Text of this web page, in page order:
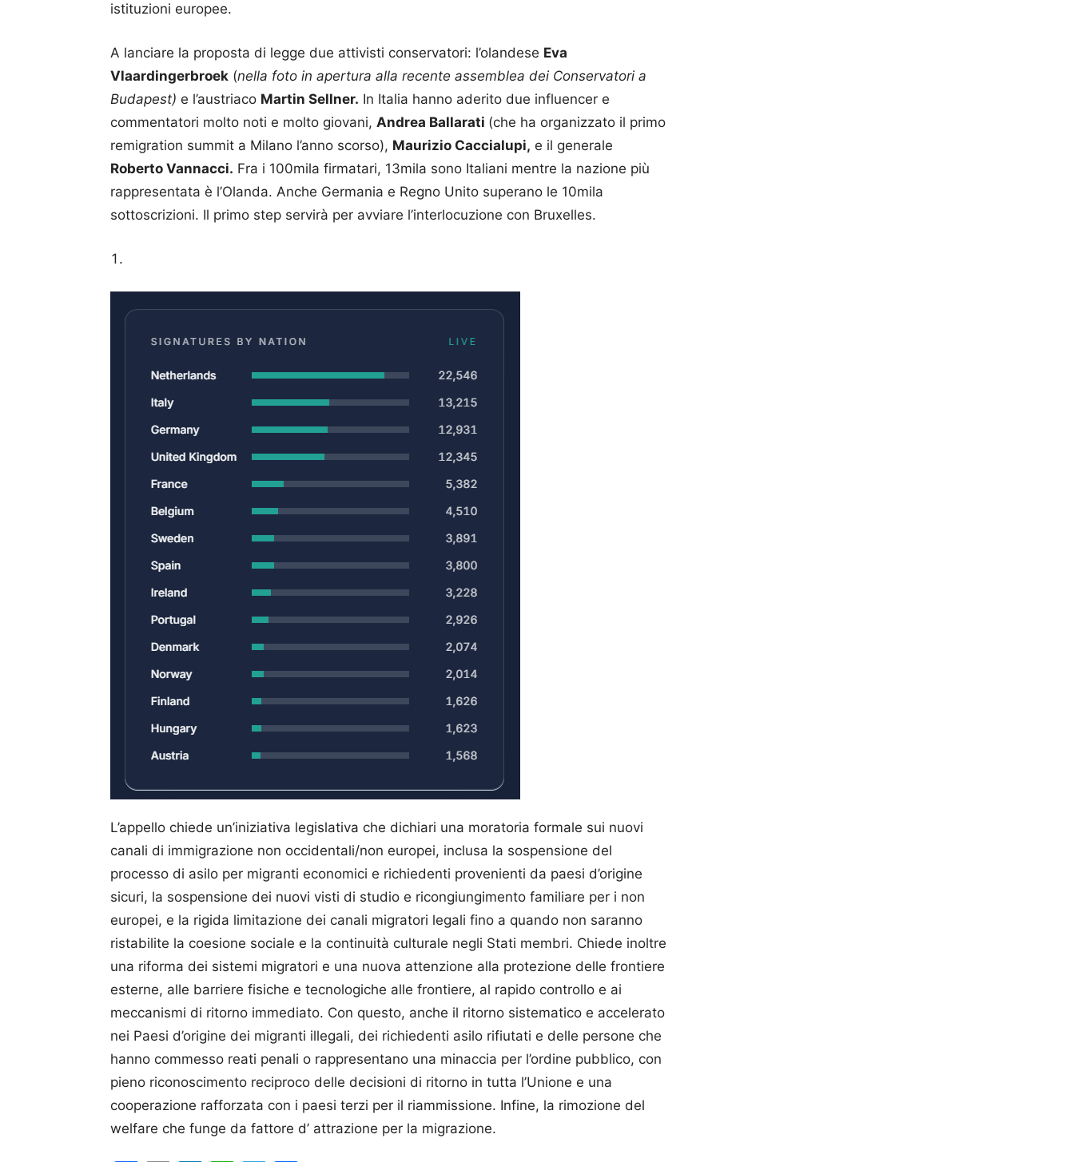
istituzioni europee.
A lanciare la proposta di legge due attivisti conservatori: l’olandese Eva
Vlaardingerbroek (nella foto in apertura alla recente assemblea dei Conservatori a
Budapest) e l’austriaco Martin Sellner. In Italia hanno aderito due influencer e
commentatori molto noti e molto giovani, Andrea Ballarati (che ha organizzato il primo
remigration summit a Milano l’anno scorso), Maurizio Caccialupi, e il generale
Roberto Vannacci. Fra i 100mila firmatari, 13mila sono Italiani mentre la nazione più
rappresentata è l’Olanda. Anche Germania e Regno Unito superano le 10mila
sottoscrizioni. Il primo step servirà per avviare l’interlocuzione con Bruxelles.
L’appello chiede un’iniziativa legislativa che dichiari una moratoria formale sui nuovi
canali di immigrazione non occidentali/non europei, inclusa la sospensione del
processo di asilo per migranti economici e richiedenti provenienti da paesi d’origine
sicuri, la sospensione dei nuovi visti di studio e ricongiungimento familiare per i non
europei, e la rigida limitazione dei canali migratori legali fino a quando non saranno
ristabilite la coesione sociale e la continuità culturale negli Stati membri. Chiede inoltre
una riforma dei sistemi migratori e una nuova attenzione alla protezione delle frontiere
esterne, alle barriere fisiche e tecnologiche alle frontiere, al rapido controllo e ai
meccanismi di ritorno immediato. Con questo, anche il ritorno sistematico e accelerato
nei Paesi d’origine dei migranti illegali, dei richiedenti asilo rifiutati e delle persone che
hanno commesso reati penali o rappresentano una minaccia per l’ordine pubblico, con
pieno riconoscimento reciproco delle decisioni di ritorno in tutta l’Unione e una
cooperazione rafforzata con i paesi terzi per il riammissione. Infine, la rimozione del
welfare che funge da fattore d’ attrazione per la migrazione.